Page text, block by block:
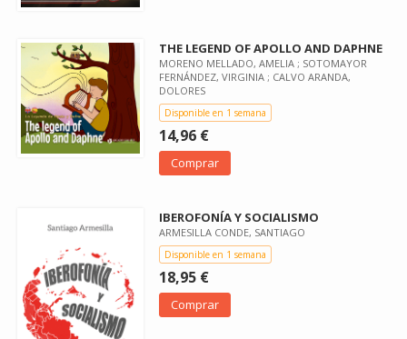
THE LEGEND OF APOLLO AND DAPHNE
MORENO MELLADO, AMELIA ; SOTOMAYOR
FERNÁNDEZ, VIRGINIA ; CALVO ARANDA,
DOLORES
Disponible en 1 semana
14,96 €
Comprar
IBEROFONÍA Y SOCIALISMO
ARMESILLA CONDE, SANTIAGO
Disponible en 1 semana
18,95 €
Comprar